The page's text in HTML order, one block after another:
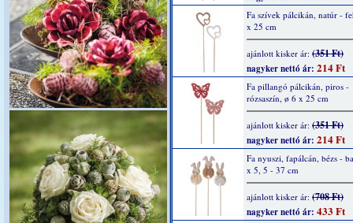
Fa szívek pálcikán, natúr -
x 25 cm
ajánlott kisker ár: (351 Ft)
nagyker nettó ár: 214 Ft
Fa pillangó pálcikán, piros -
rózsaszín, ø 6 x 25 cm
ajánlott kisker ár: (351 Ft)
nagyker nettó ár: 214 Ft
Fa nyuszi, fapálcán, bézs -
x 5, 5 - 37 cm
ajánlott kisker ár: (708 Ft)
nagyker nettó ár: 433 Ft